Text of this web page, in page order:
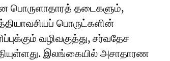
பொருளாதாரத் தடைகளும்,
பொருட்களின்
வழிவகுத்து, சர்வதேச
இலங்கையில் அசாதாரண